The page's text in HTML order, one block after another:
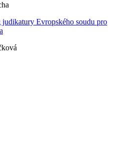
Evropského soudu pro